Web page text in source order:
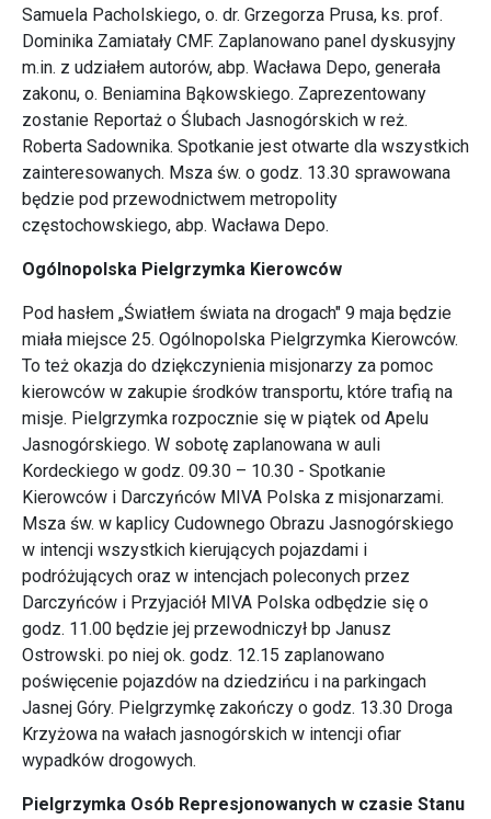
Samuela Pacholskiego, o. dr. Grzegorza Prusa, ks. prof.
Dominika Zamiatały CMF. Zaplanowano panel dyskusyjny
m.in. z udziałem autorów, abp. Wacława Depo, generała
zakonu, o. Beniamina Bąkowskiego. Zaprezentowany
zostanie Reportaż o Ślubach Jasnogórskich w reż.
Roberta Sadownika. Spotkanie jest otwarte dla wszystkich
zainteresowanych. Msza św. o godz. 13.30 sprawowana
będzie pod przewodnictwem metropolity
częstochowskiego, abp. Wacława Depo.
Ogólnopolska Pielgrzymka Kierowców
Pod hasłem „Światłem świata na drogach" 9 maja będzie
miała miejsce 25. Ogólnopolska Pielgrzymka Kierowców.
To też okazja do dziękczynienia misjonarzy za pomoc
kierowców w zakupie środków transportu, które trafią na
misje. Pielgrzymka rozpocznie się w piątek od Apelu
Jasnogórskiego. W sobotę zaplanowana w auli
Kordeckiego w godz. 09.30 – 10.30 - Spotkanie
Kierowców i Darczyńców MIVA Polska z misjonarzami.
Msza św. w kaplicy Cudownego Obrazu Jasnogórskiego
w intencji wszystkich kierujących pojazdami i
podróżujących oraz w intencjach poleconych przez
Darczyńców i Przyjaciół MIVA Polska odbędzie się o
godz. 11.00 będzie jej przewodniczył bp Janusz
Ostrowski. po niej ok. godz. 12.15 zaplanowano
poświęcenie pojazdów na dziedzińcu i na parkingach
Jasnej Góry. Pielgrzymkę zakończy o godz. 13.30 Droga
Krzyżowa na wałach jasnogórskich w intencji ofiar
wypadków drogowych.
Pielgrzymka Osób Represjonowanych w czasie Stanu